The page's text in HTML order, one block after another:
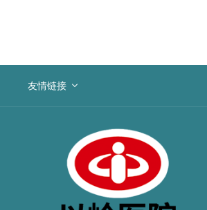
友情链接